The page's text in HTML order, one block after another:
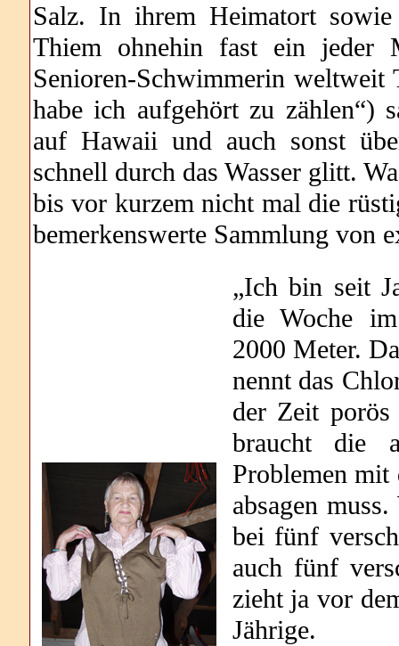
Salz. In ihrem Heimatort
Thiem ohnehin fast ein jeder
Senioren-Schwimmerin
habe ich aufgehört zu zählen“)
auf Hawaii und auch sonst
schnell durch das Wasser glitt.
bis vor kurzem nicht mal die
bemerkenswerte Sammlung von
„Ich bin seit
die Woche
2000 Meter.
nennt das
der Zeit
braucht die
Problemen mit
absagen
bei fünf
auch fünf
zieht ja vor
Jährige.